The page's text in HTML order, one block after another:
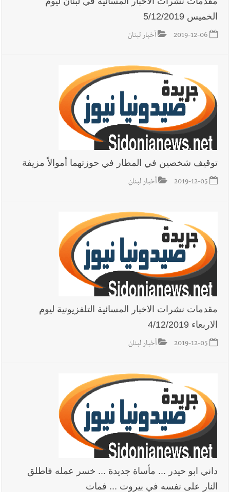
أخبار لبنان
تداخل السياسة بالقضاء ولبنان قد يسلّمه إلى السلطة
حراك ديبلوماسي للتجديد لـ اليونيفيل .. مسؤول غربي
يُحذّر من الفراغ !
أخبار لبنان ليلة سقوط رياض سلامة... هل ننتظر الحقيقة؟
أخبار صيدا بالصور : غسان سركيس يرعى تخرّج فوج الفكر والإبداع
في ثانوية السفير : تعلّمت منكم حب الوطن والتمسك بالأرض ...
المهندس محمد السعودي يستقبل المختارين بعاصيري
والبيلاني
الخميس 5/12/2019
2019-12-06 أخبار لبنان
توقيف شخصين في المطار في حوزتهما أموالاً مزيفة
2019-12-05 أخبار لبنان
مقدمات نشرات الاخبار المسائية التلفزيونية ليوم
الاربعاء 4/12/2019
2019-12-05 أخبار لبنان
داني ابو حيدر ... مأساة جديدة ... خسر عمله فاطلق
النار على نفسه في بيروت ... فمات